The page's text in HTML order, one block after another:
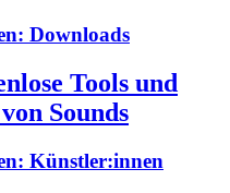
Downloads
Tools und
Sounds
Künstler:innen